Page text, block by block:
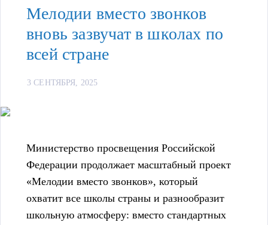
Мелодии вместо звонков
вновь зазвучат в школах по
всей стране
3 СЕНТЯБРЯ, 2025
Министерство просвещения Российской
Федерации продолжает масштабный проект
«Мелодии вместо звонков», который
охватит все школы страны и разнообразит
школьную атмосферу: вместо стандартных